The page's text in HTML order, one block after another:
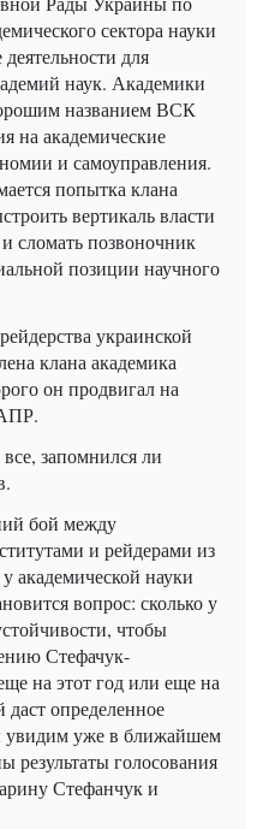
сектора науки
для
наук. Академики
названием ВСК
на академические
и самоуправления.
попытка клана
вертикаль власти
​​сломать позвоночник
позиции научного
украинской
клана академика
он продвигал на
запомнился ли
бой между
и рейдерами из
академической науки
вопрос: сколько у
чтобы
Стефачук-
на этот год или еще на
определенное
уже в ближайшем
результаты голосования
Стефанчук и